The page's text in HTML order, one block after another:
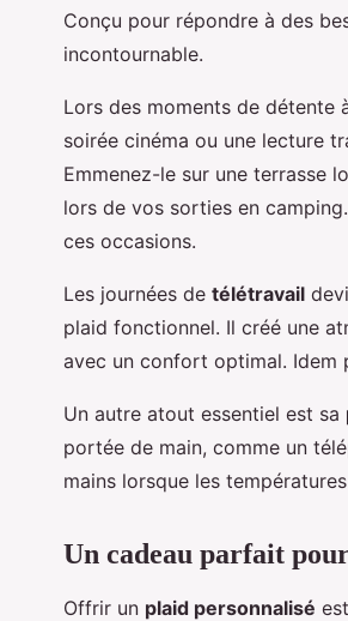
Conçu pour répondre à des
incontournable.
Lors des moments de
soirée cinéma ou une lecture
Emmenez-le sur une terrasse
lors de vos sorties en
ces occasions.
Les journées de télétravail
plaid fonctionnel. Il créé une
avec un confort optimal. Idem
Un autre atout essentiel est sa
portée de main, comme un
mains lorsque les
Un cadeau parfait
Offrir un plaid personnalisé